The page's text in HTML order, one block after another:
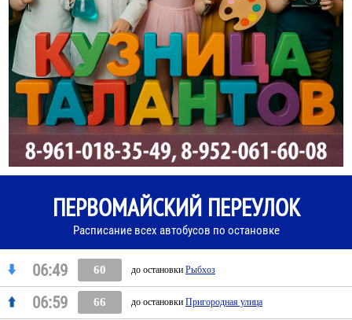
ПЕРВОМАЙСКИЙ ПЕРЕУЛОК
Расписание всех автобусов по остановке
06:49 60 до остановки Рыбхоз
06:59 66 до остановки Пригородная улица